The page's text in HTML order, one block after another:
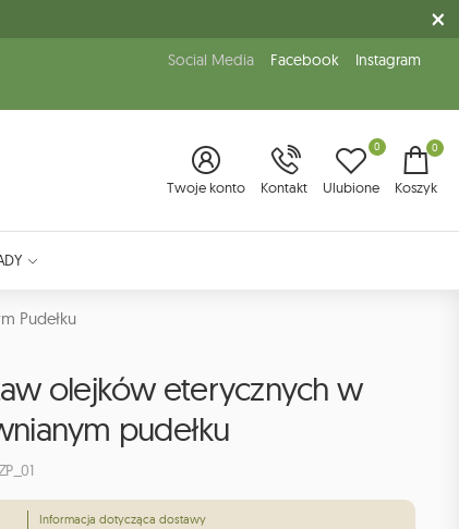
Social Media Facebook Instagram
Twoje konto Kontakt Ulubione
0 0
Koszyk
Pudełku
olejków eterycznych w
pudełku
Informacja dotycząca dostawy